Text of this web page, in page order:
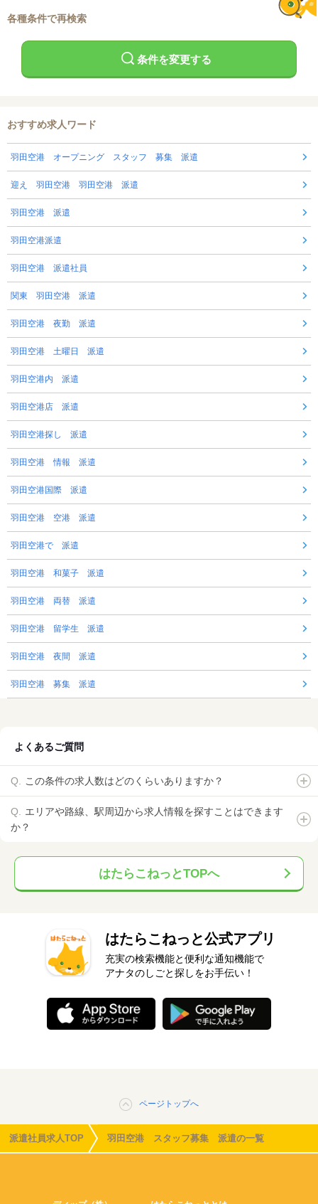
各種条件で再検索
条件を変更する
おすすめ求人ワード
羽田空港 オープニング スタッフ 募集 派遣
迎え 羽田空港 羽田空港 派遣
羽田空港 派遣
羽田空港派遣
羽田空港 派遣社員
関東 羽田空港 派遣
羽田空港 夜勤 派遣
羽田空港 土曜日 派遣
羽田空港内 派遣
羽田空港店 派遣
羽田空港探し 派遣
羽田空港 情報 派遣
羽田空港国際 派遣
羽田空港 空港 派遣
羽田空港で 派遣
羽田空港 和菓子 派遣
羽田空港 両替 派遣
羽田空港 留学生 派遣
羽田空港 夜間 派遣
羽田空港 募集 派遣
よくあるご質問
この条件の求人数はどのくらいありますか？
エリアや路線、駅周辺から求人情報を探すことはできます
か？
はたらこねっとTOPへ
はたらこねっと公式アプリ
充実の検索機能と便利な通知機能で
アナタのしごと探しをお手伝い！
ページトップへ
派遣社員求人TOP 羽田空港 スタッフ募集 派遣の一覧